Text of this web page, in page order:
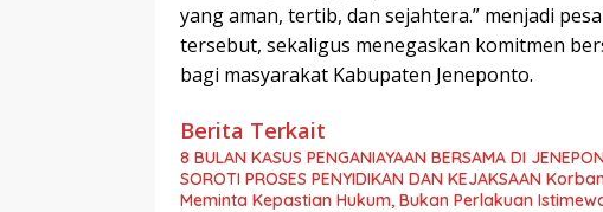
yang aman, tertib, dan sejahtera.” menjadi
tersebut, sekaligus menegaskan komitmen
bagi masyarakat Kabupaten Jeneponto.
Berita Terkait
8 BULAN KASUS PENGANIAYAAN BERSAMA DI
SOROTI PROSES PENYIDIKAN DAN KEJAKSAAN Korban dan Saksi Trauma, Kuasa Hukum: “Kami
Meminta Kepastian Hukum, Bukan Perlakuan